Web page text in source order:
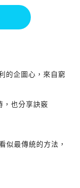
的企圖心，來自窮
，也分享訣竅
似最傳統的方法，